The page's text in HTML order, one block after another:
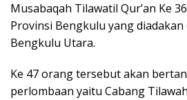
Musabaqah Tilawatil Qur’an Ke
Provinsi Bengkulu yang
Bengkulu Utara.
Ke 47 orang tersebut akan
perlombaan yaitu Cabang